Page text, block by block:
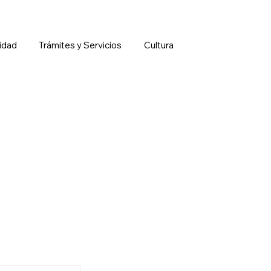
Trámites y Servicios Cultura